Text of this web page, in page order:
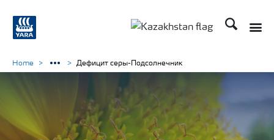
Поиск
Home Дефицит серы-Подсолнечник